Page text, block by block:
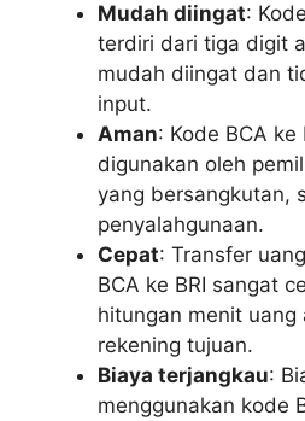
Mudah diingat:
terdiri dari tiga digit
mudah diingat dan
input.
Aman: Kode BCA
digunakan oleh
yang bersangkutan,
penyalahgunaan.
Cepat: Transfer
BCA ke BRI sangat
hitungan menit uang
rekening tujuan.
Biaya terjangkau:
menggunakan kode